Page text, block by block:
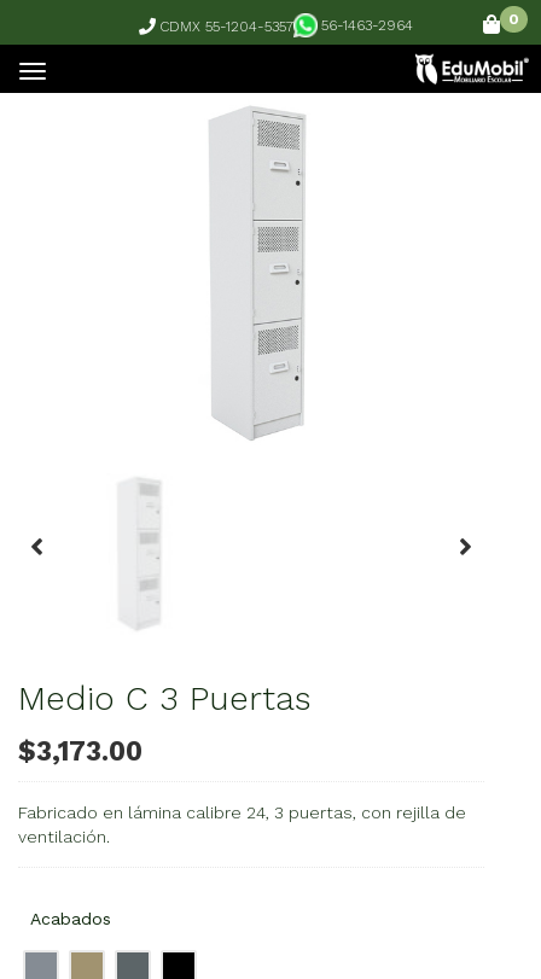
CDMX 55-1204-5357 56-1463-2964 0
Medio C 3 Puertas
$3,173.00
Fabricado en lámina calibre 24, 3 puertas, con rejilla de
ventilación.
Acabados